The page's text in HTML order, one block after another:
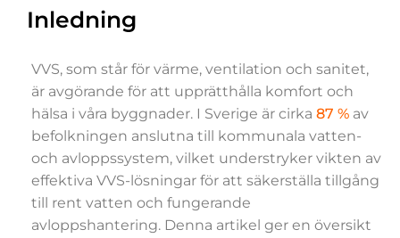
Inledning
VVS, som står för värme, ventilation och sanitet,
är avgörande för att upprätthålla komfort och
hälsa i våra byggnader. I Sverige är cirka 87 % av
befolkningen anslutna till kommunala vatten-
och avloppssystem, vilket understryker vikten av
effektiva VVS-lösningar för att säkerställa tillgång
till rent vatten och fungerande
avloppshantering. Denna artikel ger en översikt